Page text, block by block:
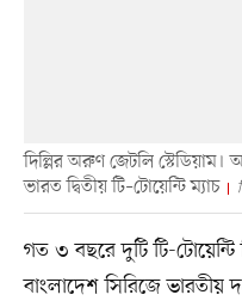
দিল্লির অরুণ জেটলি
ভারত দ্বিতীয় টি–টোয়েন্টি ম্যাচ
গত ৩ বছরে দুটি টি-
বাংলাদেশ সিরিজে